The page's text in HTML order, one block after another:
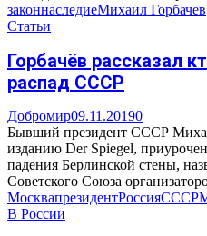
законнаследиеМихаил Горбачев
Статьи
Горбачёв рассказал
распад СССР
Добромир09.11.20190
Бывший президент СССР
изданию Der Spiegel,
падения Берлинской стены,
Советского Союза
МосквапрезидентРоссияСССР
В России